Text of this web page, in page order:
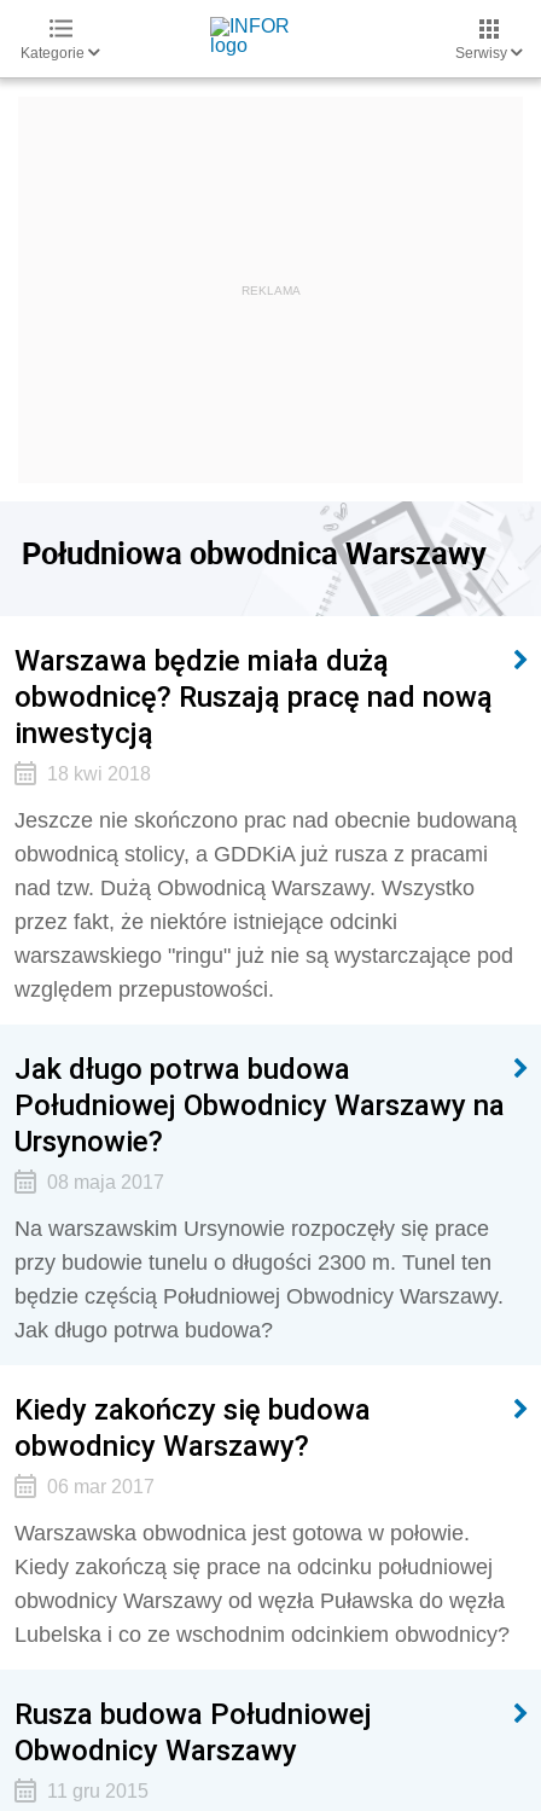
Kategorie Serwisy
Południowa obwodnica Warszawy
Warszawa będzie miała dużą
obwodnicę? Ruszają pracę nad nową
inwestycją
18 kwi 2018
Jeszcze nie skończono prac nad obecnie budowaną
obwodnicą stolicy, a GDDKiA już rusza z pracami
nad tzw. Dużą Obwodnicą Warszawy. Wszystko
przez fakt, że niektóre istniejące odcinki
warszawskiego "ringu" już nie są wystarczające pod
względem przepustowości.
Jak długo potrwa budowa
Południowej Obwodnicy Warszawy na
Ursynowie?
08 maja 2017
Na warszawskim Ursynowie rozpoczęły się prace
przy budowie tunelu o długości 2300 m. Tunel ten
będzie częścią Południowej Obwodnicy Warszawy.
Jak długo potrwa budowa?
Kiedy zakończy się budowa
obwodnicy Warszawy?
06 mar 2017
Warszawska obwodnica jest gotowa w połowie.
Kiedy zakończą się prace na odcinku południowej
obwodnicy Warszawy od węzła Puławska do węzła
Lubelska i co ze wschodnim odcinkiem obwodnicy?
Rusza budowa Południowej
Obwodnicy Warszawy
11 gru 2015